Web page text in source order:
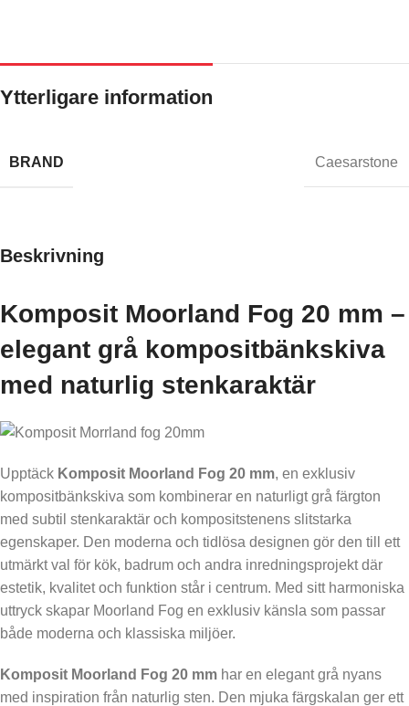
Ytterligare information
BRAND Caesarstone
Beskrivning
Komposit Moorland Fog 20 mm –
elegant grå kompositbänkskiva
med naturlig stenkaraktär
Upptäck Komposit Moorland Fog 20 mm, en exklusiv
kompositbänkskiva som kombinerar en naturligt grå färgton
med subtil stenkaraktär och kompositstenens slitstarka
egenskaper. Den moderna och tidlösa designen gör den till ett
utmärkt val för kök, badrum och andra inredningsprojekt där
estetik, kvalitet och funktion står i centrum. Med sitt harmoniska
uttryck skapar Moorland Fog en exklusiv känsla som passar
både moderna och klassiska miljöer.
Komposit Moorland Fog 20 mm har en elegant grå nyans
med inspiration från naturlig sten. Den mjuka färgskalan ger ett